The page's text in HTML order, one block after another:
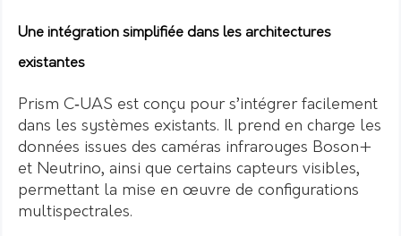
Une intégration simplifiée dans les architectures
existantes
Prism C‑UAS est conçu pour s’intégrer facilement
dans les systèmes existants. Il prend en charge les
données issues des caméras infrarouges Boson+
et Neutrino, ainsi que certains capteurs visibles,
permettant la mise en œuvre de configurations
multispectrales.